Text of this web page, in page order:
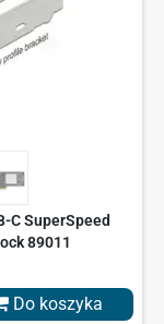
C SuperSpeed
89011
Do koszyka